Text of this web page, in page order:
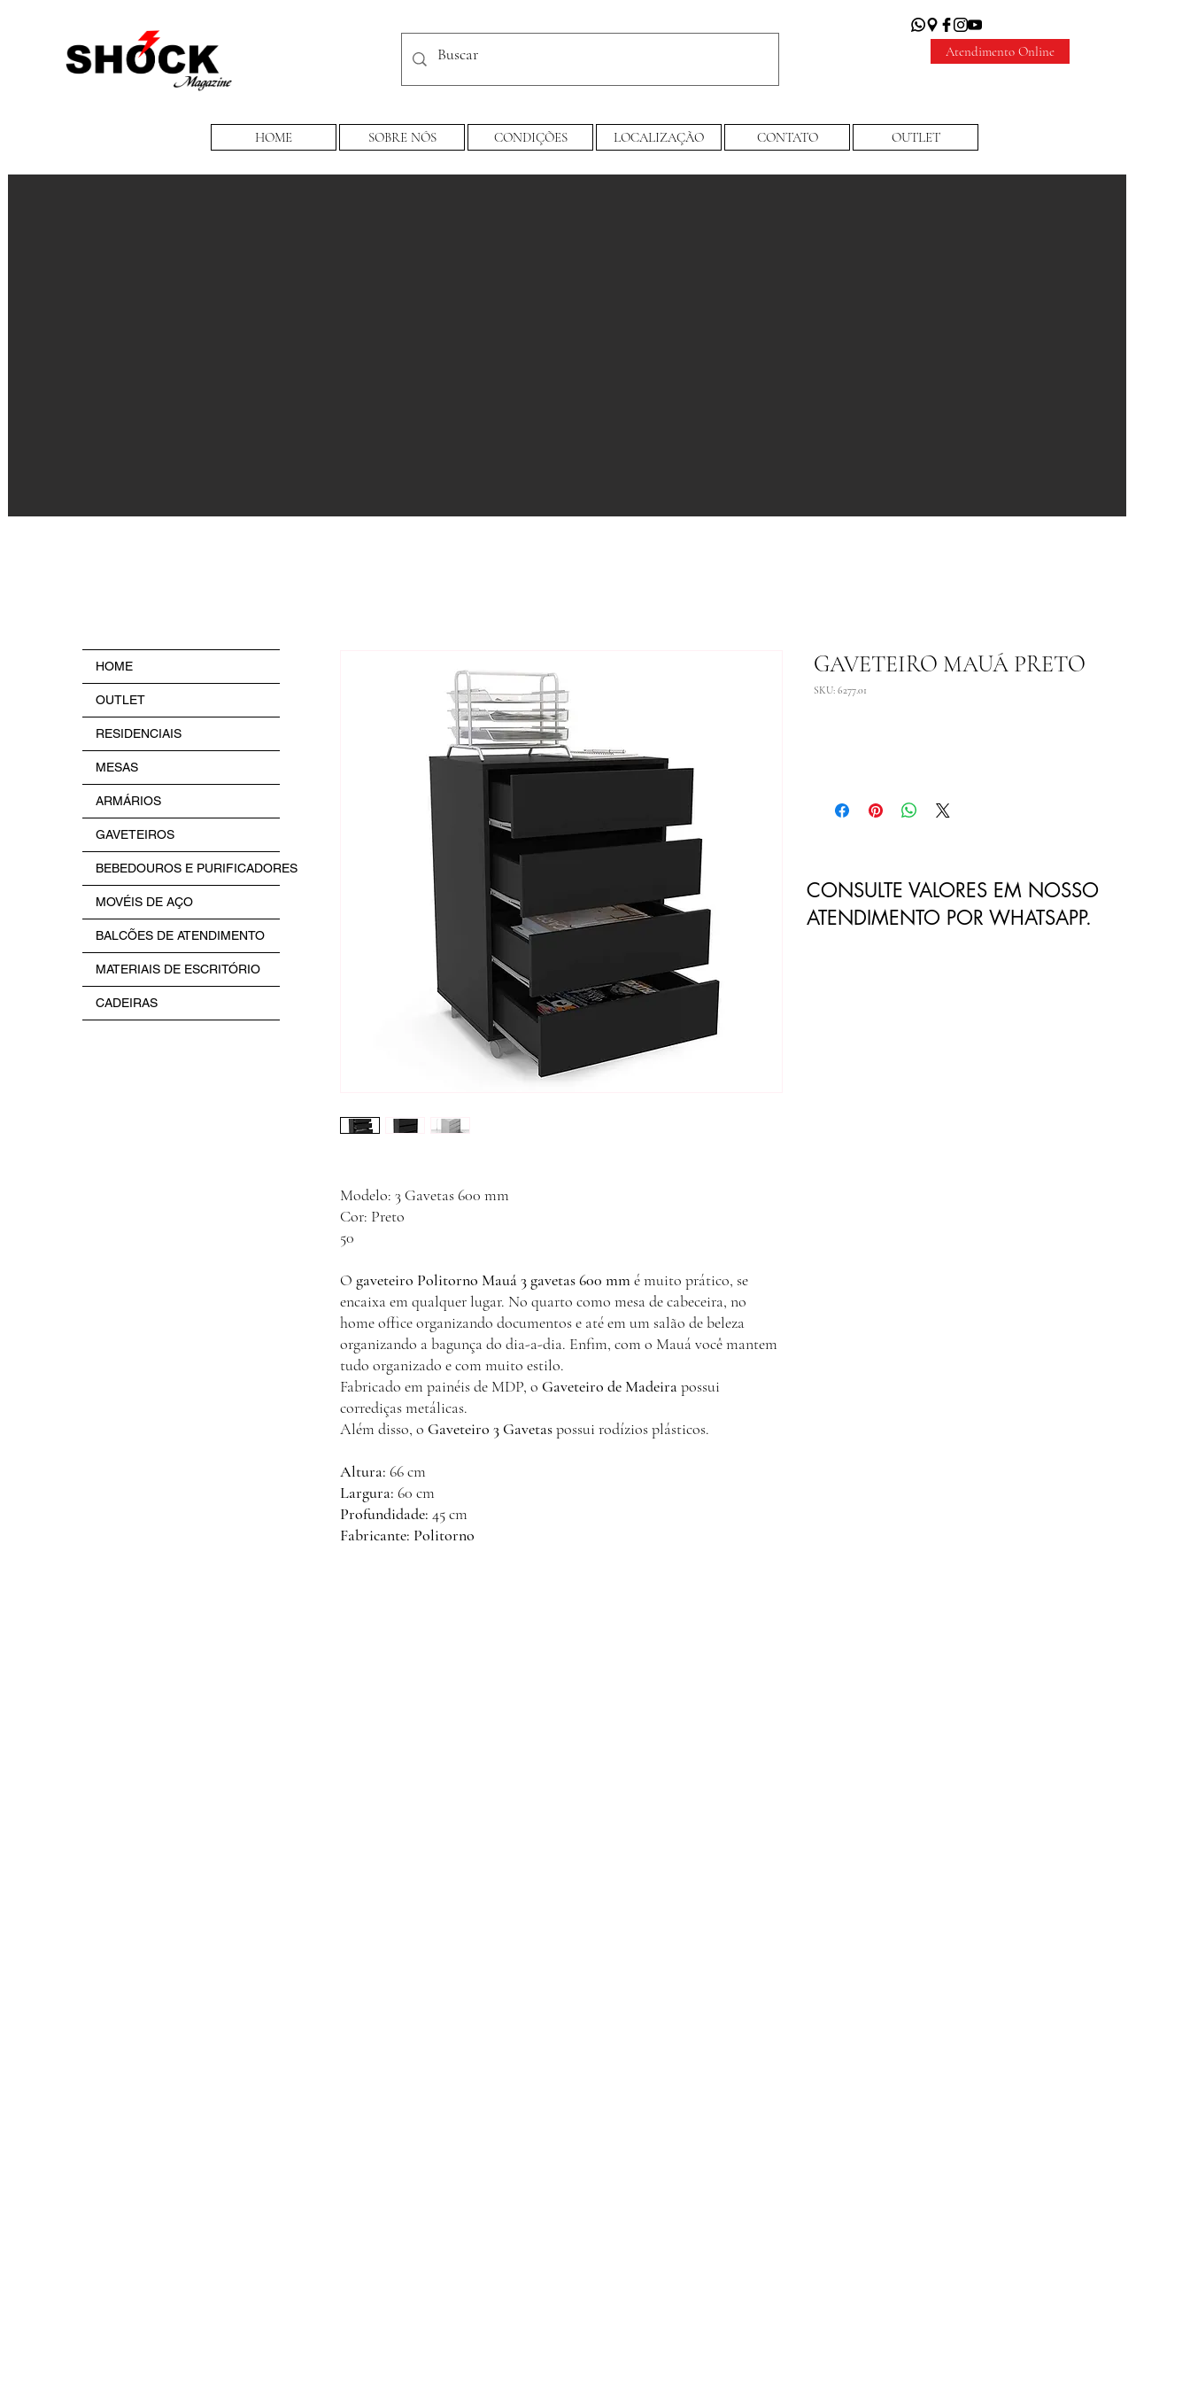
Atendimento Online
HOME SOBRE NÓS CONDIÇÕES LOCALIZAÇÃO CONTATO OUTLET
Modelo: 3 Gavetas 600 mm
Cor: Preto
50
O gaveteiro Politorno Mauá 3 gavetas 600 mmé muito prático, se
encaixa em qualquer lugar. No quarto como mesa de cabeceira, no
home office organizando documentos e até em um salão de beleza
organizando a bagunça do dia-a-dia. Enfim, com o Mauá você mantem
tudo organizado e com muito estilo.
Fabricado em painéis de MDP, o Gaveteiro de Madeirapossui
corrediças metálicas.
Além disso, o Gaveteiro 3 Gavetaspossui rodízios plásticos.
Altura: 66 cm
Largura: 60 cm
Profundidade: 45 cm
Fabricante: Politorno
GAVETEIRO MAUÁ PRETO
SKU: 6277.01
CONSULTE VALORES EM NOSSO
ATENDIMENTO POR WHATSAPP.
HOME
OUTLET
RESIDENCIAIS
MESAS
ARMÁRIOS
GAVETEIROS
BEBEDOUROS E PURIFICADORES
MOVÉIS DE AÇO
BALCÕES DE ATENDIMENTO
MATERIAIS DE ESCRITÓRIO
CADEIRAS